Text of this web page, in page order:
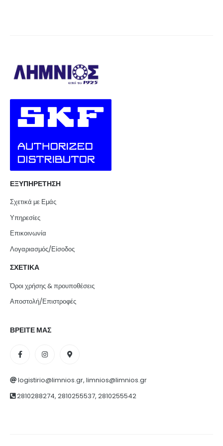
ΕΞΥΠΗΡΕΤΗΣΗ
Σχετικά με Εμάς
Υπηρεσίες
Επικοινωνία
Λογαριασμός/Είσοδος
ΣΧΕΤΙΚΑ
Όροι χρήσης & προυποθέσεις
Αποστολή/Επιστροφές
ΒΡΕΙΤΕ ΜΑΣ
logistirio@limnios.gr, limnios@limnios.gr
2810288274, 2810255537, 2810255542